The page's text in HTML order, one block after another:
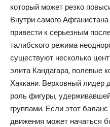
который может резко
Внутри самого
привести к серьезным
талибского режима
существуют несколько
элита Кандагара, полевые
Хаккани. Верховный лидер
роль фигуры,
группами. Если этот
движения может начаться